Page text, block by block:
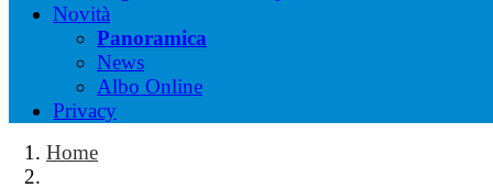
Novità
Panoramica
News
Albo Online
Privacy
Home